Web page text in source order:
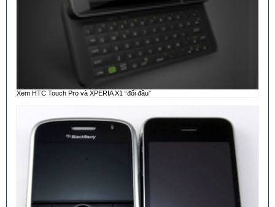
Xem HTC Touch Pro và XPERIA X1 “đối đầu”